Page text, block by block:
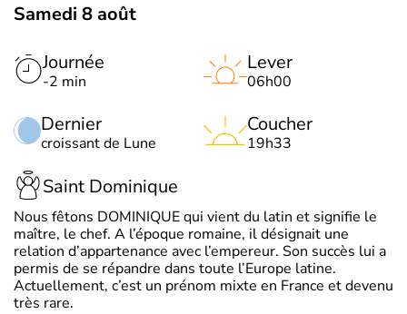
Samedi 8 août
Journée
-2 min
Dernier
croissant de Lune
Lever
06h00
Coucher
19h33
Saint Dominique
Nous fêtons DOMINIQUE qui vient du latin et signifie le
maître, le chef. A l’époque romaine, il désignait une
relation d’appartenance avec l’empereur. Son succès lui a
permis de se répandre dans toute l’Europe latine.
Actuellement, c’est un prénom mixte en France et devenu
très rare.